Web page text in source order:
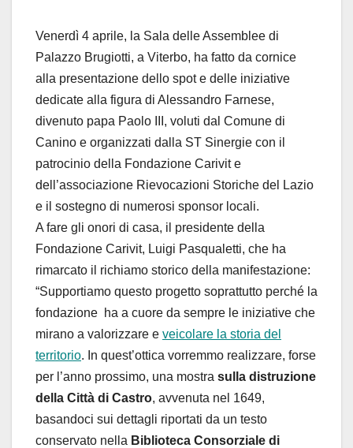
Venerdì 4 aprile, la Sala delle Assemblee di
Palazzo Brugiotti, a Viterbo, ha fatto da cornice
alla presentazione dello spot e delle iniziative
dedicate alla figura di Alessandro Farnese,
divenuto papa Paolo III, voluti dal Comune di
Canino e organizzati dalla ST Sinergie con il
patrocinio della Fondazione Carivit e
dell’associazione Rievocazioni Storiche del Lazio
e il sostegno di numerosi sponsor locali.
A fare gli onori di casa, il presidente della
Fondazione Carivit, Luigi Pasqualetti, che ha
rimarcato il richiamo storico della manifestazione:
“Supportiamo questo progetto soprattutto perché la
fondazione ha a cuore da sempre le iniziative che
mirano a valorizzare e veicolare la storia del
territorio. In quest’ottica vorremmo realizzare, forse
per l’anno prossimo, una mostra sulla distruzione
della Città di Castro, avvenuta nel 1649,
basandoci sui dettagli riportati da un testo
conservato nella Biblioteca Consorziale di